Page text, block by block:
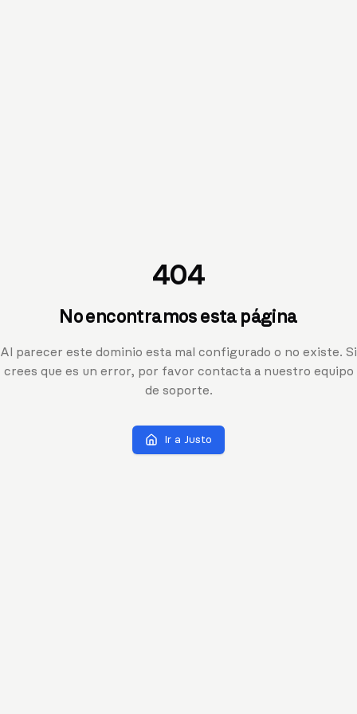
404
No encontramos esta página
Al parecer este dominio esta mal configurado o no existe. Si
crees que es un error, por favor contacta a nuestro equipo
de soporte.
Ir a Justo